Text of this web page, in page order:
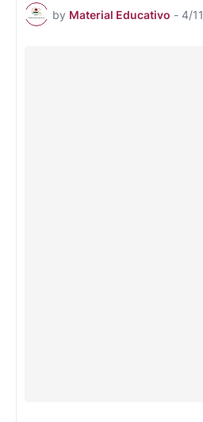
by Material Educativo - 4/